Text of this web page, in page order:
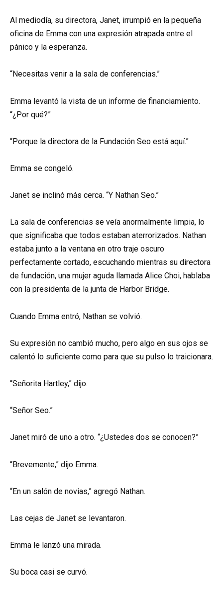
Al mediodía, su directora, Janet, irrumpió en la pequeña
oficina de Emma con una expresión atrapada entre el
pánico y la esperanza.
“Necesitas venir a la sala de conferencias.”
Emma levantó la vista de un informe de financiamiento.
“¿Por qué?”
“Porque la directora de la Fundación Seo está aquí.”
Emma se congeló.
Janet se inclinó más cerca. “Y Nathan Seo.”
La sala de conferencias se veía anormalmente limpia, lo
que significaba que todos estaban aterrorizados. Nathan
estaba junto a la ventana en otro traje oscuro
perfectamente cortado, escuchando mientras su directora
de fundación, una mujer aguda llamada Alice Choi, hablaba
con la presidenta de la junta de Harbor Bridge.
Cuando Emma entró, Nathan se volvió.
Su expresión no cambió mucho, pero algo en sus ojos se
calentó lo suficiente como para que su pulso lo traicionara.
“Señorita Hartley,” dijo.
“Señor Seo.”
Janet miró de uno a otro. “¿Ustedes dos se conocen?”
“Brevemente,” dijo Emma.
“En un salón de novias,” agregó Nathan.
Las cejas de Janet se levantaron.
Emma le lanzó una mirada.
Su boca casi se curvó.